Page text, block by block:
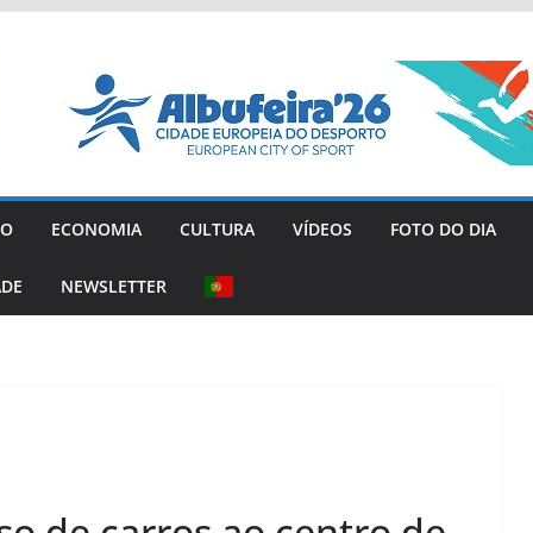
ECONOMIA CULTURA VÍDEOS FOTO DO DIA
NEWSLETTER